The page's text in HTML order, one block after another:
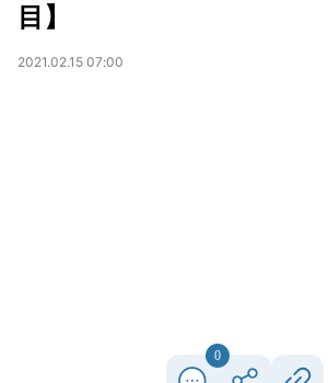
目】
2021.02.15 07:00
0